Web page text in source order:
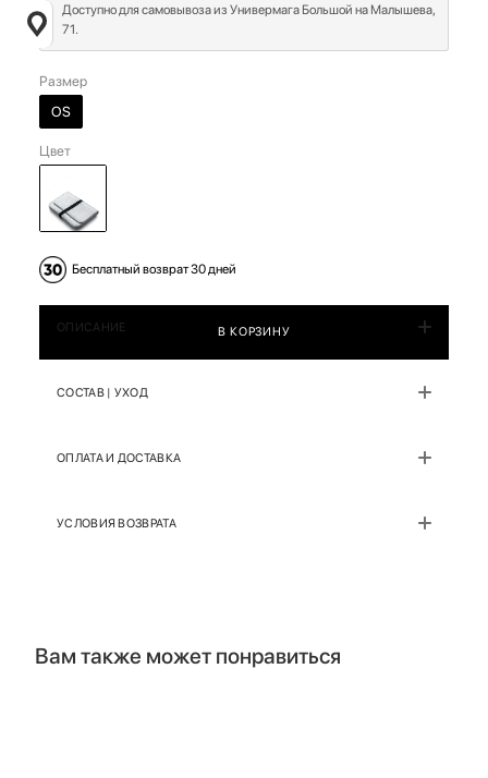
Доступно для самовывоза из Универмага Большой на Малышева,
71.
Размер
OS
Цвет
Бесплатный возврат 30 дней
В КОРЗИНУ
ОПИСАНИЕ
СОСТАВ | УХОД
ОПЛАТА И ДОСТАВКА
УСЛОВИЯ ВОЗВРАТА
Вам также может понравиться